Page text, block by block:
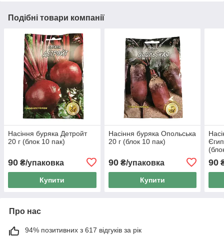
Подібні товари компанії
Насіння буряка Детройт
20 г (блок 10 пак)
90 ₴/упаковка
Купити
Насіння буряка Опольська
20 г (блок 10 пак)
90₴/упаковка
Купити
90
Про нас
94% позитивних з 617 відгуків за рік